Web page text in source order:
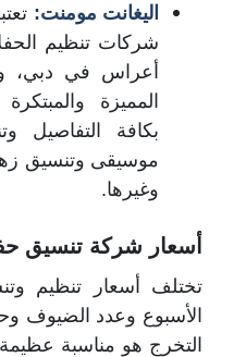
اليغانت مومنت:
شركات تنظيم
أعراس في دبي،
المميزة
بكافة التفاصيل
موسيقى وتنسيق
وغيرها.
أسعار شركة تنسيق
تختلف أسعار تنظيم
الأسبوع وعدد الضيوف
التخرج هو مناسبة